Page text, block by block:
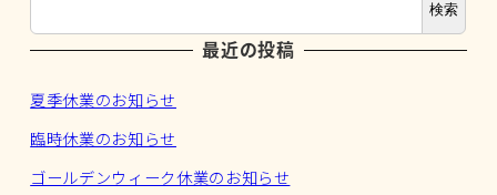
検索
最近の投稿
夏季休業のお知らせ
臨時休業のお知らせ
ゴールデンウィーク休業のお知らせ